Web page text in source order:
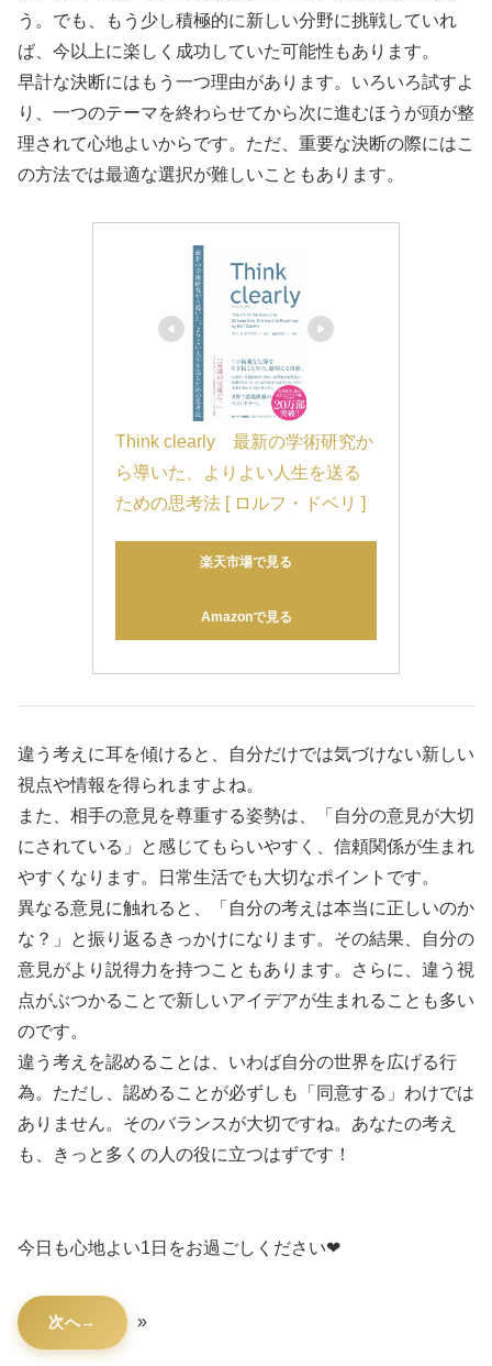
う。でも、もう少し積極的に新しい分野に挑戦していれ
ば、今以上に楽しく成功していた可能性もあります。
早計な決断にはもう一つ理由があります。いろいろ試すよ
り、一つのテーマを終わらせてから次に進むほうが頭が整
理されて心地よいからです。ただ、重要な決断の際にはこ
の方法では最適な選択が難しいこともあります。
Think clearly　最新の学術研究か
ら導いた、よりよい人生を送る
ための思考法 [ ロルフ・ドベリ ]
楽天市場で見る
Amazonで見る
違う考えに耳を傾けると、自分だけでは気づけない新しい
視点や情報を得られますよね。
また、相手の意見を尊重する姿勢は、「自分の意見が大切
にされている」と感じてもらいやすく、信頼関係が生まれ
やすくなります。日常生活でも大切なポイントです。
異なる意見に触れると、「自分の考えは本当に正しいのか
な？」と振り返るきっかけになります。その結果、自分の
意見がより説得力を持つこともあります。さらに、違う視
点がぶつかることで新しいアイデアが生まれることも多い
のです。
違う考えを認めることは、いわば自分の世界を広げる行
為。ただし、認めることが必ずしも「同意する」わけでは
ありません。そのバランスが大切ですね。あなたの考え
も、きっと多くの人の役に立つはずです！
今日も心地よい1日をお過ごしください❤
次へ »